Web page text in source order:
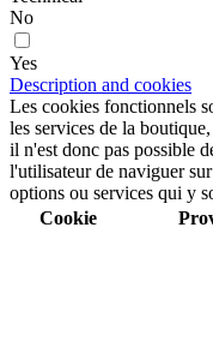
No
Yes
Description and cookies
Les cookies fonctionnels
les services de la
il n'est donc pas possible
l'utilisateur de naviguer
options ou services qui y
Cookie